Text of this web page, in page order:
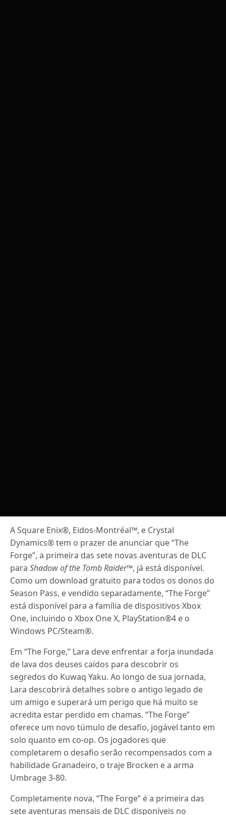
A Square Enix®, Eidos-Montréal™, e Crystal
Dynamics® tem o prazer de anunciar que “The
Forge”, a primeira das sete novas aventuras de DLC
paraShadow of the Tomb Raider™, já está disponível.
Como um download gratuito para todos os donos do
Season Pass, e vendido separadamente, “The Forge”
está disponível para a família de dispositivos Xbox
One, incluindo o Xbox One X, PlayStation®4 e o
Windows PC/Steam®.
Em “The Forge,” Lara deve enfrentar a forja inundada
de lava dos deuses caídos para descobrir os
segredos do Kuwaq Yaku. Ao longo de sua jornada,
Lara descobrirá detalhes sobre o antigo legado de
um amigo e superará um perigo que há muito se
acredita estar perdido em chamas. “The Forge”
oferece um novo túmulo de desafio, jogável tanto em
solo quanto em co-op. Os jogadores que
completarem o desafio serão recompensados com a
habilidade Granadeiro, o traje Brocken e a arma
Umbrage 3-80.
Completamente nova, “The Forge” é a primeira das
sete aventuras mensais de DLC disponíveis no